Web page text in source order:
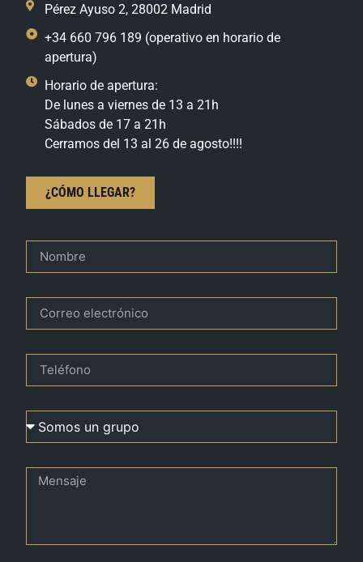
Pérez Ayuso 2, 28002 Madrid
+34 660 796 189 (operativo en horario de
apertura)
Horario de apertura:
De lunes a viernes de 13 a 21h
Sábados de 17 a 21h
Cerramos del 13 al 26 de agosto!!!!
¿CÓMO LLEGAR?